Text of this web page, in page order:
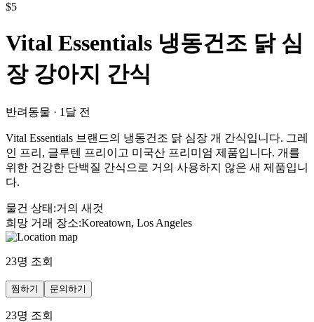
$5
Vital Essentials 냉동건조 닭 심
장 강아지 간식
반려동물 · 1달 전
Vital Essentials 브랜드의 냉동건조 닭 심장 개 간식입니다. 그레
인 프리, 글루텐 프리이고 미국산 프리미엄 제품입니다. 개를
위한 건강한 단백질 간식으로 거의 사용하지 않은 새 제품입니
다.
물건 상태 :거의 새것
희망 거래 장소:Koreatown, Los Angeles
23명 조회
찜하기 문의하기
23명 조회